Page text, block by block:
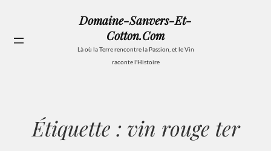
contenu
Domaine-Sanvers-Et-
Cotton.com
Là où la Terre rencontre la Passion, et le Vin
raconte l'Histoire
Étiquette : vin rouge ter